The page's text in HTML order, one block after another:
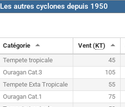
Les autres cyclones depuis 1950
Catégorie Vent (KT)
Tempete tropicale 45
Ouragan Cat.3 105
Tempete Exta Tropicale 55
Ouragan Cat.1 75